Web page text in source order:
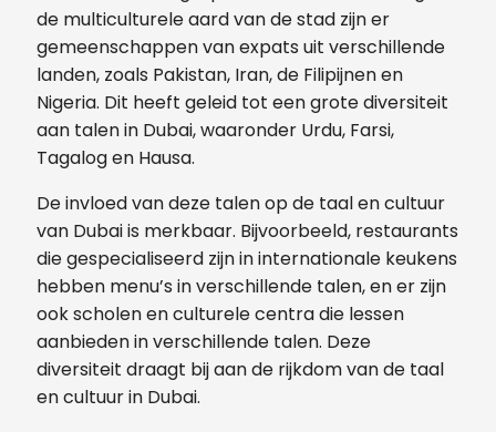
de multiculturele aard van de stad zijn er
gemeenschappen van expats uit verschillende
landen, zoals Pakistan, Iran, de Filipijnen en
Nigeria. Dit heeft geleid tot een grote diversiteit
aan talen in Dubai, waaronder Urdu, Farsi,
Tagalog en Hausa.
De invloed van deze talen op de taal en cultuur
van Dubai is merkbaar. Bijvoorbeeld, restaurants
die gespecialiseerd zijn in internationale keukens
hebben menu’s in verschillende talen, en er zijn
ook scholen en culturele centra die lessen
aanbieden in verschillende talen. Deze
diversiteit draagt bij aan de rijkdom van de taal
en cultuur in Dubai.